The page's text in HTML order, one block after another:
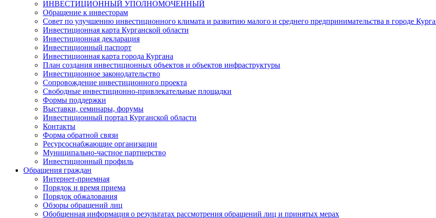
ИНВЕСТИЦИОННЫЙ УПОЛНОМОЧЕННЫЙ
Обращение к инвесторам
Совет по улучшению инвестиционного климата и развитию малого и среднего предпринимательства в городе
Инвестиционная карта Курганской области
Инвестиционная декларация
Инвестиционный паспорт
Инвестиционная карта города Кургана
План создания инвестиционных объектов и объектов инфраструктуры
Инвестиционное законодательство
Сопровождение инвестиционного проекта
Свободные инвестиционно-привлекательные площадки
Формы поддержки
Выставки, семинары, форумы
Инвестиционный портал Курганской области
Контакты
Форма обратной связи
Ресурсоснабжающие организации
Муниципально-частное партнерство
Инвестиционный профиль
Обращения граждан
Интернет-приемная
Порядок и время приема
Порядок обжалования
Обзоры обращений лиц
Обобщенная информация о результатах рассмотрения обращений лиц и принятых мерах